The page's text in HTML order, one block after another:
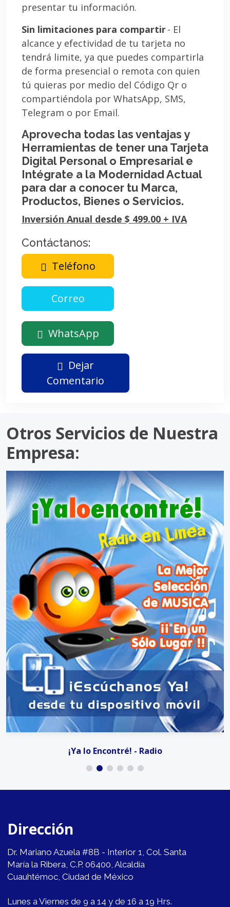
presentar tu información.
Sin limitaciones para compartir- El
alcance y efectividad de tu tarjeta no
tendrá limite, ya que puedes compartirla
de forma presencial o remota con quien
tú quieras por medio del Código Qr o
compartiéndola por WhatsApp, SMS,
Telegram o por Email.
Aprovecha todas las ventajas y
Herramientas de tener una Tarjeta
Digital Personal o Empresarial e
Intégrate a la Modernidad Actual
para dar a conocer tu Marca,
Productos, Bienes o Servicios.
Inversión Anual desde $ 499.00 + IVA
Contáctanos:
Teléfono
WhatsApp
Dejar
Comentario
Otros Servicios de Nuestra
Empresa:
¡Ya lo Encontré! - Radio
Dirección
Dr. Mariano Azuela #8B - Interior 1, Col. Santa
María la Ribera, C.P. 06400, Alcaldía
Cuauhtémoc, Ciudad de México
Lunes a Viernes de 9 a 14 y de 16 a 19 Hrs.